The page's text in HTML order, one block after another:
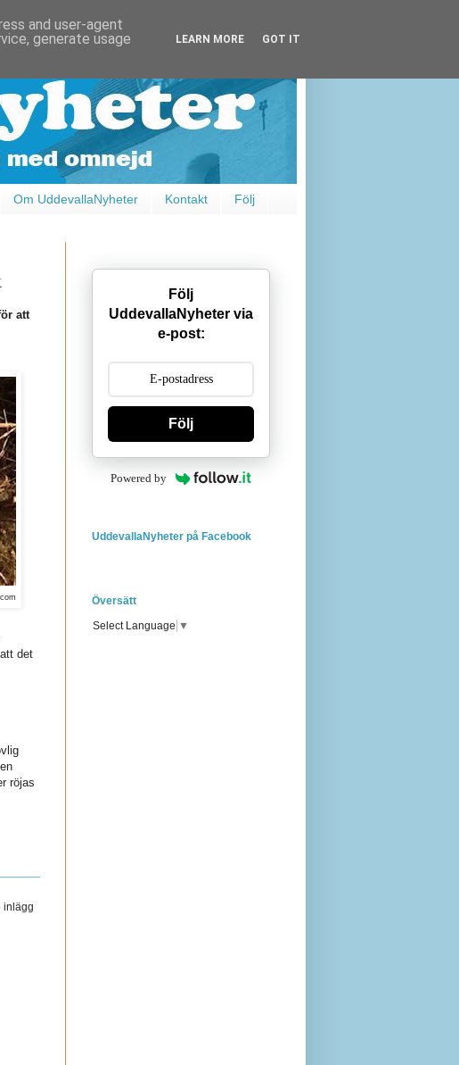
Om UddevallaNyheter Kontakt Följ
att
det
röjas
inlägg
Följ
UddevallaNyheter via
e-post:
Följ
Powered by
UddevallaNyheter på Facebook
Översätt
Select Language ▼
and user-agent
generate usage
LEARN MORE GOT IT